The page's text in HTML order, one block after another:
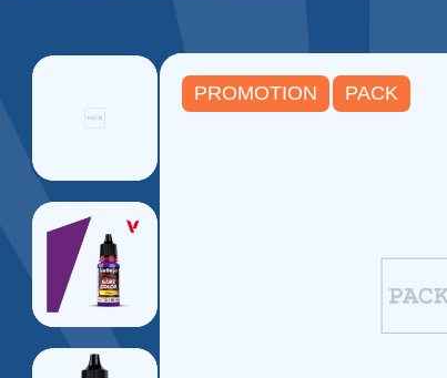
PROMOTION PACK